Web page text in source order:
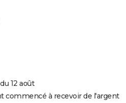
12 août
commencé à recevoir de l'argent